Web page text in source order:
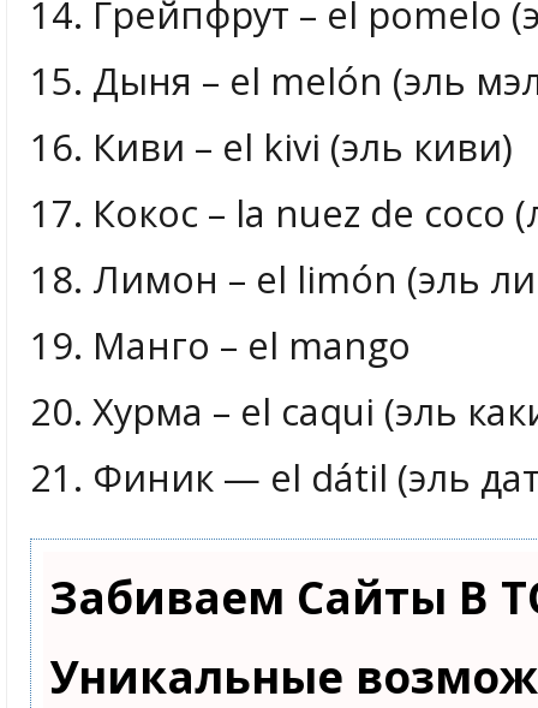
14. Грейпфрут – el pomelo
15. Дыня – el melón (эль
16. Киви – el kivi (эль киви)
17. Кокос – la nuez de coco
18. Лимон – el limón (эль
19. Манго – el mango
20. Хурма – el caqui (эль
21. Финик — el dátil (эль
Забиваем Сайты В
Уникальные